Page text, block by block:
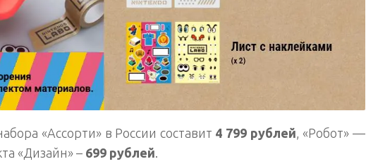
«Ассорти» в России составит 4 799 рублей , «Робот» —
«Дизайн» – 699 рублей